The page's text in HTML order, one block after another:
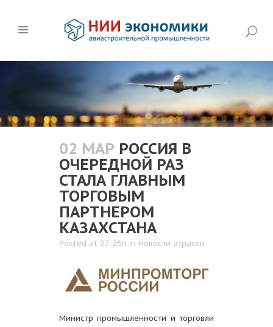
02 МАР РОССИЯ В
ОЧЕРЕДНОЙ РАЗ
СТАЛА ГЛАВНЫМ
ТОРГОВЫМ
ПАРТНЕРОМ
КАЗАХСТАНА
Posted at 07:26h in Новости отрасли
Министр промышленности и торговли